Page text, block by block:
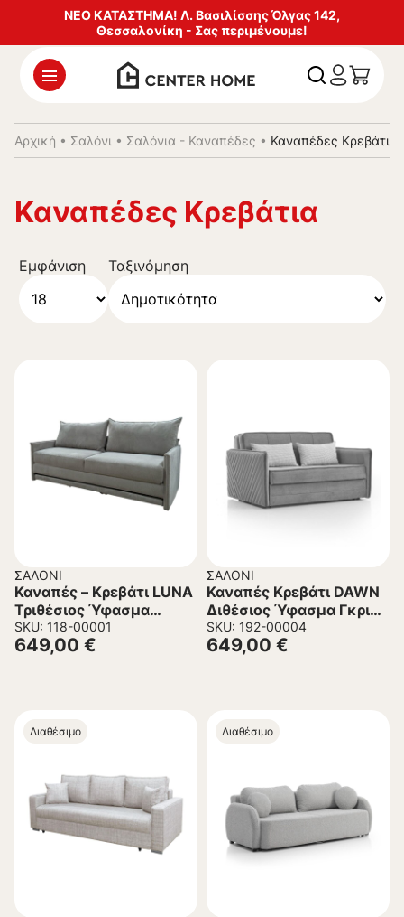
ΝΕΟ ΚΑΤΑΣΤΗΜΑ! Λ. Βασιλίσσης Όλγας 142,
Θεσσαλονίκη - Σας περιμένουμε!
Αρχική • Σαλόνι • Σαλόνια - Καναπέδες • Καναπέδες Κρεβάτια
Καναπέδες Κρεβάτια
Εμφάνιση Ταξινόμηση
ΣΑΛΌΝΙ
Καναπές – Κρεβάτι LUNA
Τριθέσιος Ύφασμα
Μπουκλέ Γκρί ανοικτό
215x85x105Υεκ.
SKU: 118-00001
649,00 €
ΣΑΛΌΝΙ
Καναπές Κρεβάτι DAWN
Διθέσιος Ύφασμα Γκρι
166x113x91 εκ.
SKU: 192-00004
649,00 €
Διαθέσιμο Διαθέσιμο